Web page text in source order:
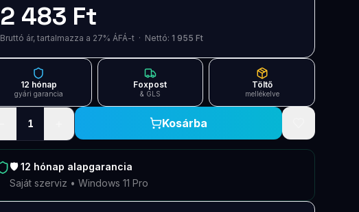
2 483 Ft
Bruttó ár, tartalmazza a 27% ÁFÁ-t · Nettó: 1 955 Ft
12 hónap
gyári garancia
Foxpost
& GLS
Töltő
mellékelve
1 Kosárba
🛡️12 hónap alapgarancia
Saját szerviz • Windows 11 Pro